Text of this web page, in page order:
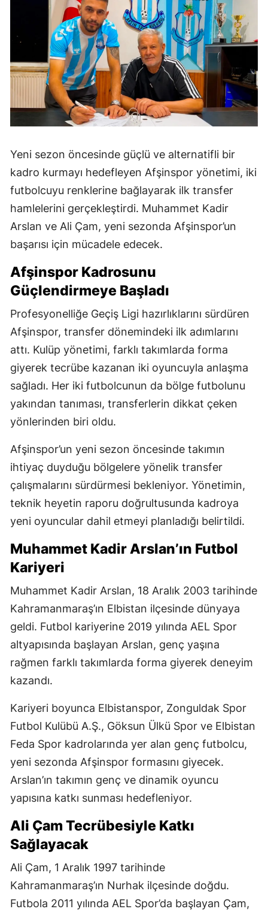
Yeni sezon öncesinde güçlü ve alternatifli bir
kadro kurmayı hedefleyen Afşinspor yönetimi, iki
futbolcuyu renklerine bağlayarak ilk transfer
hamlelerini gerçekleştirdi. Muhammet Kadir
Arslan ve Ali Çam, yeni sezonda Afşinspor’un
başarısı için mücadele edecek.
Afşinspor Kadrosunu
Güçlendirmeye Başladı
Profesyonelliğe Geçiş Ligi hazırlıklarını sürdüren
Afşinspor, transfer dönemindeki ilk adımlarını
attı. Kulüp yönetimi, farklı takımlarda forma
giyerek tecrübe kazanan iki oyuncuyla anlaşma
sağladı. Her iki futbolcunun da bölge futbolunu
yakından tanıması, transferlerin dikkat çeken
yönlerinden biri oldu.
Afşinspor’un yeni sezon öncesinde takımın
ihtiyaç duyduğu bölgelere yönelik transfer
çalışmalarını sürdürmesi bekleniyor. Yönetimin,
teknik heyetin raporu doğrultusunda kadroya
yeni oyuncular dahil etmeyi planladığı belirtildi.
Muhammet Kadir Arslan’ın Futbol
Kariyeri
Muhammet Kadir Arslan, 18 Aralık 2003 tarihinde
Kahramanmaraş’ın Elbistan ilçesinde dünyaya
geldi. Futbol kariyerine 2019 yılında AEL Spor
altyapısında başlayan Arslan, genç yaşına
rağmen farklı takımlarda forma giyerek deneyim
kazandı.
Kariyeri boyunca Elbistanspor, Zonguldak Spor
Futbol Kulübü A.Ş., Göksun Ülkü Spor ve Elbistan
Feda Spor kadrolarında yer alan genç futbolcu,
yeni sezonda Afşinspor formasını giyecek.
Arslan’ın takımın genç ve dinamik oyuncu
yapısına katkı sunması hedefleniyor.
Ali Çam Tecrübesiyle Katkı
Sağlayacak
Ali Çam, 1 Aralık 1997 tarihinde
Kahramanmaraş’ın Nurhak ilçesinde doğdu.
Futbola 2011 yılında AEL Spor’da başlayan Çam,